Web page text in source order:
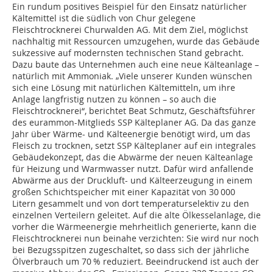
Ein rundum positives Beispiel für den Einsatz natürlicher
Kältemittel ist die südlich von Chur gelegene
Fleischtrocknerei Churwalden AG. Mit dem Ziel, möglichst
nachhaltig mit Ressourcen umzugehen, wurde das Gebäude
sukzessive auf modernsten technischen Stand gebracht.
Dazu baute das Unternehmen auch eine neue Kälteanlage –
natürlich mit Ammoniak. „Viele unserer Kunden wünschen
sich eine Lösung mit natürlichen Kältemitteln, um ihre
Anlage langfristig nutzen zu können – so auch die
Fleischtrocknerei“, berichtet Beat Schmutz, Geschäftsführer
des eurammon-Mitglieds SSP Kälteplaner AG. Da das ganze
Jahr über Wärme- und Kälteenergie benötigt wird, um das
Fleisch zu trocknen, setzt SSP Kälteplaner auf ein inte­grales
Gebäudekonzept, das die Abwärme der neuen Kälteanlage
für Heizung und Warmwasser nutzt. Dafür wird anfallende
Abwärme aus der Druckluft- und Kälteerzeugung in einem
großen Schichtspeicher mit einer Kapazität von 30 000
Litern gesammelt und von dort temperaturselektiv zu den
einzelnen Verteilern geleitet. Auf die alte Ölkesselanlage, die
vorher die Wärmeenergie mehrheitlich generierte, kann die
Fleischtrocknerei nun beinahe verzichten: Sie wird nur noch
bei Bezugsspitzen zugeschaltet, so dass sich der jährliche
Ölverbrauch um 70 % reduziert. Beeindruckend ist auch der